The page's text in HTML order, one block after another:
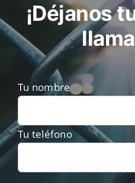
¡Déjanos
Tu nombre
Tu teléfono